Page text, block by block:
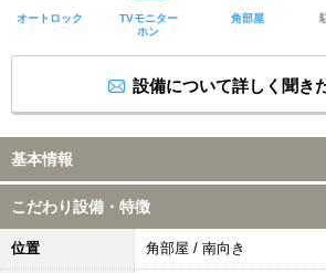
オートロック
TVモニター
ホン
角部屋
設備について詳しく聞き
基本情報
こだわり設備・特徴
位置 角部屋 / 南向き